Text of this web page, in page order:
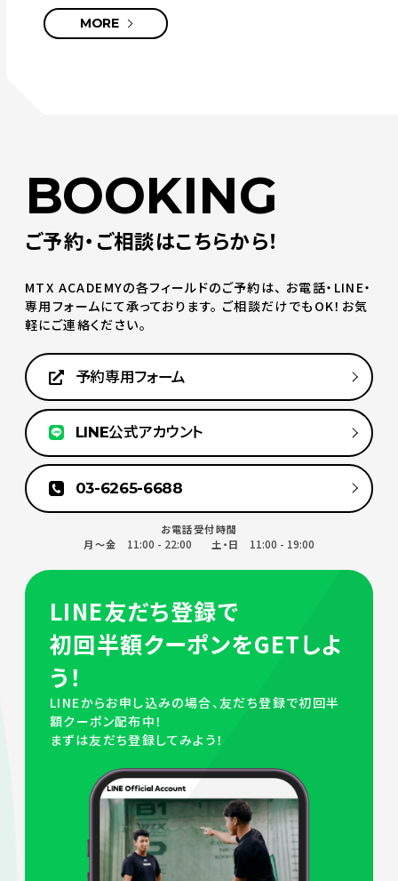
MORE
BOOKING
ご予約・ご相談はこちらから！
MTX ACADEMYの各フィールドのご予約は、 お電話・LINE・
専用フォームにて承っております。 ご相談だけでもOK！お気
軽にご連絡ください。
予約専用フォーム
LINE公式アカウント
03-6265-6688
お電話受付時間
月～金
11:00 - 22:00 土・日 11:00 - 19:00
LINE友だち登録で
初回半額クーポンをGETしよ
う！
LINEからお申し込みの場合、友だち登録で初回半
額クーポン配布中！
まずは友だち登録してみよう！